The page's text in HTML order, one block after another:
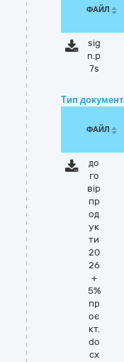
ФАЙЛ
sig
n.p
7s
Тип
ФАЙЛ
до
го
вір
пр
од
ук
ти
20
26
+
5%
пр
оє
кт.
do
cx